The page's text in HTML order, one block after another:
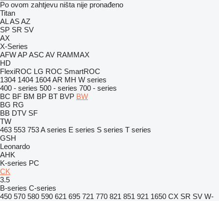
Po ovom zahtjevu ništa nije pronađeno
Titan
ALASAZ
SP SR SV
AX
X-Series
AFWAPASC AV RAMMAX
HD
FlexiROC LG ROC SmartROC
1304 1404 1604AR MH W series
400 - series 500 - series 700 - series
BC BF BM BP BT BVP BW
BG RG
BB DTV SF
TW
463 553 753A series E series S series T series
GSH
Leonardo
AHK
K-series PC
CK
3.5
B-series C-series
450 570 580 590 621 695 721 770 821 851 921 1650 CX SR SV W-